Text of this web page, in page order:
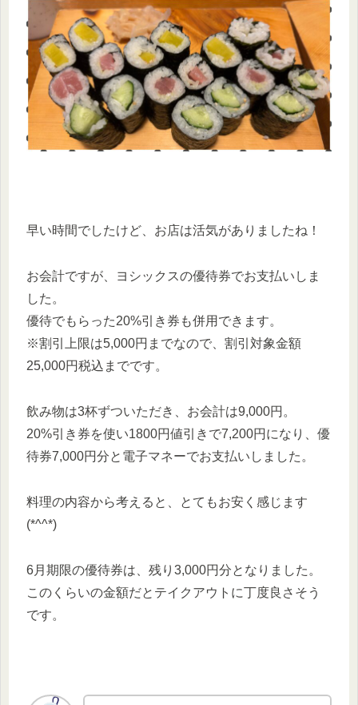
早い時間でしたけど、お店は活気がありましたね！
お会計ですが、ヨシックスの優待券でお支払いしま
した。
優待でもらった20%引き券も併用できます。
※割引上限は5,000円までなので、割引対象金額
25,000円税込までです。
飲み物は3杯ずついただき、お会計は9,000円。
20%引き券を使い1800円値引きで7,200円になり、優
待券7,000円分と電子マネーでお支払いしました。
料理の内容から考えると、とてもお安く感じます
(*^^*)
6月期限の優待券は、残り3,000円分となりました。
このくらいの金額だとテイクアウトに丁度良さそう
です。